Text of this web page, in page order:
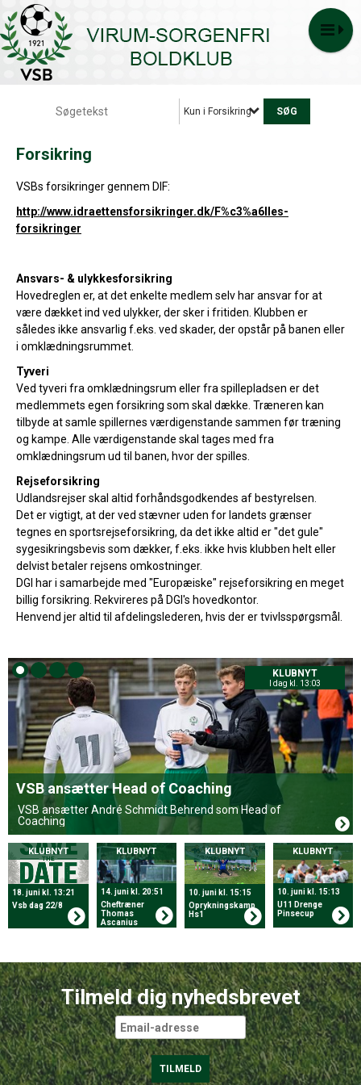
Kun i Forsikring
Forsikring
VSBs forsikringer gennem DIF:
http://www.idraettensforsikringer.dk/F%c3%a6lles-
forsikringer
Ansvars- & ulykkesforsikring
Hovedreglen er, at det enkelte medlem selv har ansvar for at
være dækket ind ved ulykker, der sker i fritiden. Klubben er
således ikke ansvarlig f.eks. ved skader, der opstår på banen eller
i omklædningsrummet.
Tyveri
Ved tyveri fra omklædningsrum eller fra spillepladsen er det
medlemmets egen forsikring som skal dække. Træneren kan
tilbyde at samle spillernes værdigenstande sammen før træning
og kampe. Alle værdigenstande skal tages med fra
omklædningsrum ud til banen, hvor der spilles.
Rejseforsikring
Udlandsrejser skal altid forhåndsgodkendes af bestyrelsen.
Det er vigtigt, at der ved stævner uden for landets grænser
tegnes en sportsrejseforsikring, da det ikke altid er "det gule"
sygesikringsbevis som dækker, f.eks. ikke hvis klubben helt eller
delvist betaler rejsens omkostninger.
DGI har i samarbejde med "Europæiske" rejseforsikring en meget
billig forsikring. Rekvireres på DGI's hovedkontor.
Henvend jer altid til afdelingslederen, hvis der er tvivlsspørgsmål.
KLUBNYT
I dag kl. 13:03
VSB ansætter Head of Coaching
VSB ansætter André Schmidt Behrend som Head of
Coaching
KLUBNYT
18. juni kl. 13:21
Vsb dag 22/8
KLUBNYT
14. juni kl. 20:51
Cheftræner
Thomas
Ascanius
KLUBNYT
10. juni kl. 15:15
Oprykningskamp
Hs1
KLUBNYT
10. juni kl. 15:13
U11 Drenge
Pinsecup
Tilmeld dig nyhedsbrevet